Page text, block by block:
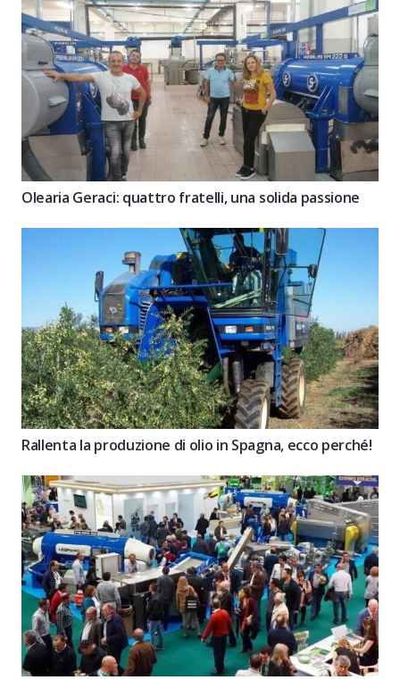
Olearia Geraci: quattro fratelli, una solida passione
Rallenta la produzione di olio in Spagna, ecco perché!